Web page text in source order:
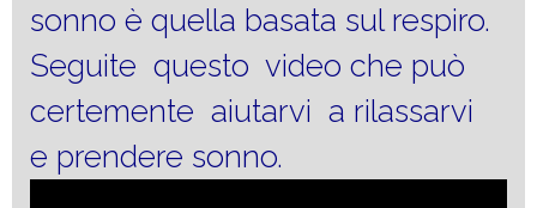
sonno è quella basata sul respiro.
Seguite questo video che può
certemente aiutarvi a rilassarvi
e prendere sonno.